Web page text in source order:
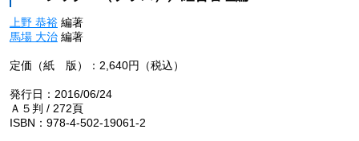
上野 恭裕編著
馬場 大治編著
定価（紙 版）：2,640円（税込）
発行日：2016/06/24
Ａ５判 / 272頁
ISBN：978-4-502-19061-2